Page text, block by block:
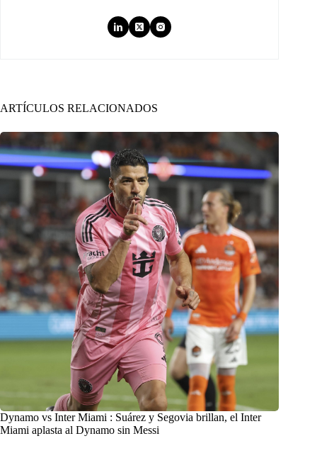
ARTÍCULOS RELACIONADOS
Dynamo vs Inter Miami : Suárez y Segovia brillan, el Inter
Miami aplasta al Dynamo sin Messi